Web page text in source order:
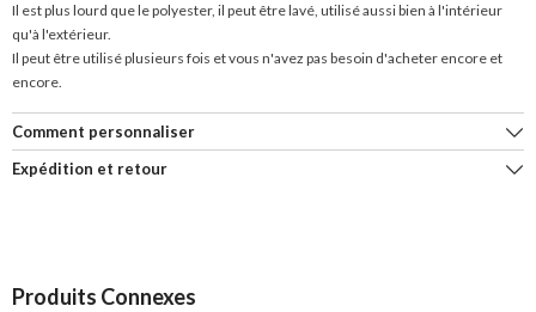
Il est plus lourd que le polyester, il peut être lavé, utilisé aussi bien à l'intérieur
qu'à l'extérieur.
Il peut être utilisé plusieurs fois et vous n'avez pas besoin d'acheter encore et
encore.
Comment personnaliser
Expédition et retour
Produits Connexes